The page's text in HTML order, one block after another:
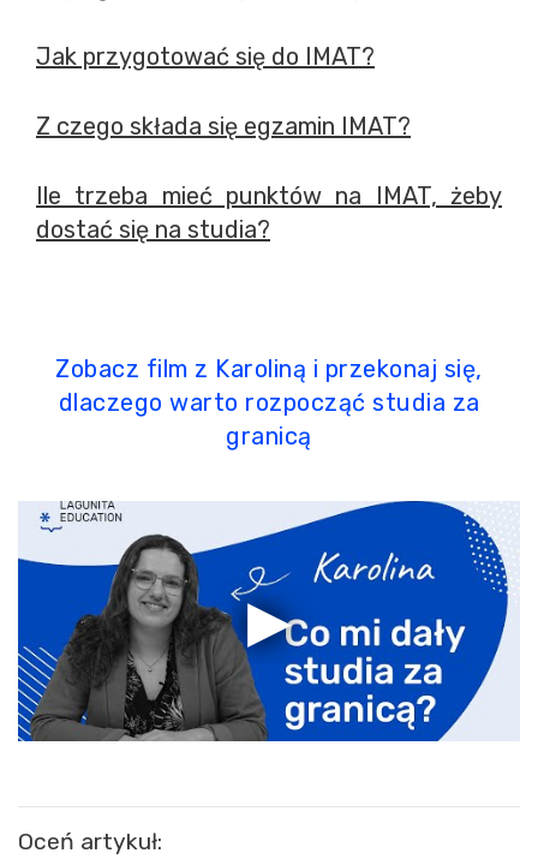
Jak przygotować się do IMAT?
Z czego składa się egzamin IMAT?
Ile trzeba mieć punktów na IMAT, żeby
dostać się na studia?
Zobacz film z Karoliną i przekonaj się,
dlaczego warto rozpocząć studia za
granicą
Oceń artykuł: